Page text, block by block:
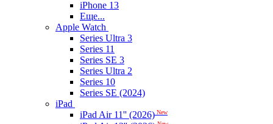
iPhone 13
Еще...
Apple Watch
Series Ultra 3
Series 11
Series SE 3
Series Ultra 2
Series 10
Series SE (2024)
iPad
iPad Air 11'' (2026) New